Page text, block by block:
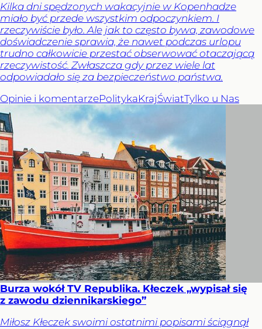
Kilka dni spędzonych wakacyjnie w Kopenhadze
miało być przede wszystkim odpoczynkiem. I
rzeczywiście było. Ale jak to często bywa, zawodowe
doświadczenie sprawia, że nawet podczas urlopu
trudno całkowicie przestać obserwować otaczającą
rzeczywistość. Zwłaszcza gdy przez wiele lat
odpowiadało się za bezpieczeństwo państwa.
Opinie i komentarzePolitykaKrajŚwiatTylko u Nas
Burza wokół TV Republika. Kłeczek „wypisał się
z zawodu dziennikarskiego”
Miłosz Kłeczek swoimi ostatnimi popisami ściągnął